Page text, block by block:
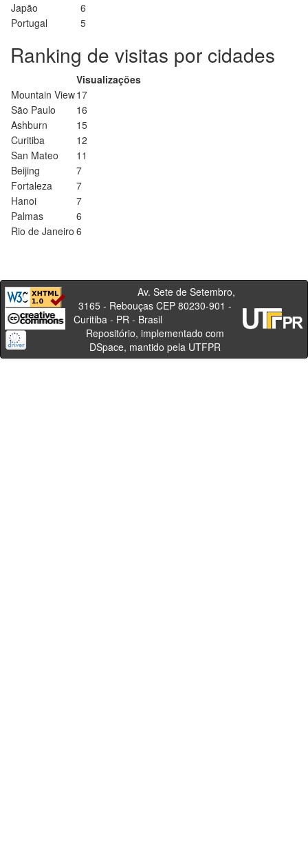
Japão
6
Portugal
5
Ranking de visitas por cidades
Visualizações
Mountain View17
São Paulo
16
Ashburn
15
Curitiba
12
San Mateo
11
Beijing
7
Fortaleza
7
Hanoi
7
Palmas
6
Rio de Janeiro 6
Av. Sete de Setembro,
3165 - Rebouças CEP 80230-901 -
Curitiba - PR - Brasil
Repositório, implementado com
DSpace, mantido pela UTFPR